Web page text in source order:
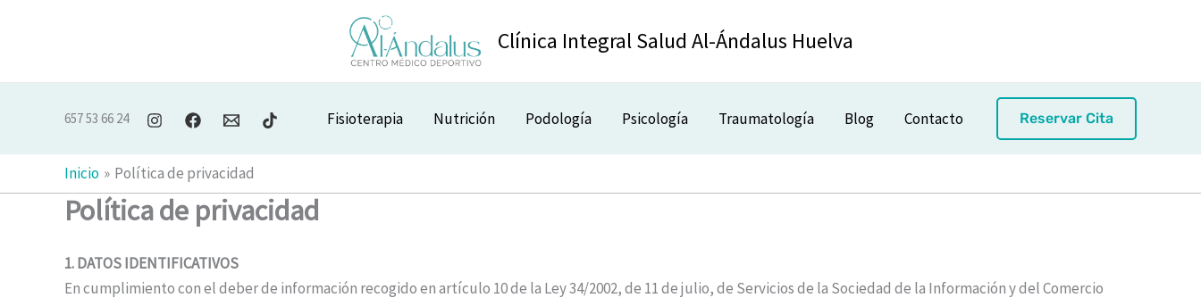
Clínica Integral Salud Al-Ándalus Huelva
657 53 66 24 Fisioterapia Nutrición Podología Psicología Traumatología Blog Contacto Reservar Cita
Inicio Política de privacidad
Política de privacidad
1. DATOS IDENTIFICATIVOS
En cumplimiento con el deber de información recogido en artículo 10 de la Ley 34/2002, de 11 de julio, de Servicios de la Sociedad de la Información y del Comercio